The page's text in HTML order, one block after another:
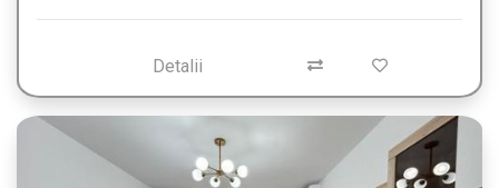
Detalii